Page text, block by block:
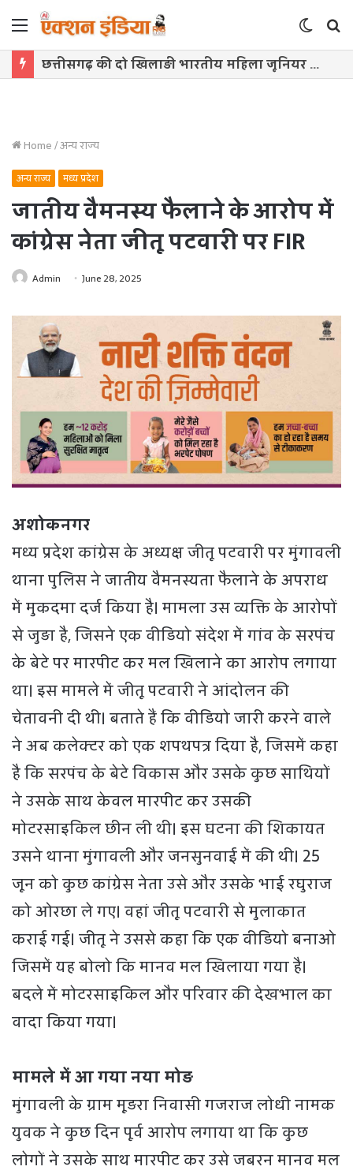
Menu
Switch
skin
मध्यप्रदेश हॉकी टीम ने रचा जीत का नया अध्याय
Home/अन्य राज्य
अन्य राज्य मध्य प्रदेश
जातीय वैमनस्य फैलाने के आरोप में
कांग्रेस नेता जीतू पटवारी पर FIR
Admin June 28, 2025
अशोकनगर
मध्य प्रदेश कांग्रेस के अध्यक्ष जीतू पटवारी पर मुंगावली
थाना पुलिस ने जातीय वैमनस्यता फैलाने के अपराध
में मुकदमा दर्ज किया है। मामला उस व्यक्ति के आरोपों
से जुड़ा है, जिसने एक वीडियो संदेश में गांव के सरपंच
के बेटे पर मारपीट कर मल खिलाने का आरोप लगाया
था। इस मामले में जीतू पटवारी ने आंदोलन की
चेतावनी दी थी। बताते हैं कि वीडियो जारी करने वाले
ने अब कलेक्टर को एक शपथपत्र दिया है, जिसमें कहा
है कि सरपंच के बेटे विकास और उसके कुछ साथियों
ने उसके साथ केवल मारपीट कर उसकी
मोटरसाइकिल छीन ली थी। इस घटना की शिकायत
उसने थाना मुंगावली और जनसुनवाई में की थी। 25
जून को कुछ कांग्रेस नेता उसे और उसके भाई रघुराज
को ओरछा ले गए। वहां जीतू पटवारी से मुलाकात
कराई गई। जीतू ने उससे कहा कि एक वीडियो बनाओ
जिसमें यह बोलो कि मानव मल खिलाया गया है।
बदले में मोटरसाइकिल और परिवार की देखभाल का
वादा किया गया।
मामले में आ गया नया मोड़
मुंगावली के ग्राम मूड़रा निवासी गजराज लोधी नामक
युवक ने कुछ दिन पूर्व आरोप लगाया था कि कुछ
लोगों ने उसके साथ मारपीट कर उसे जबरन मानव मल